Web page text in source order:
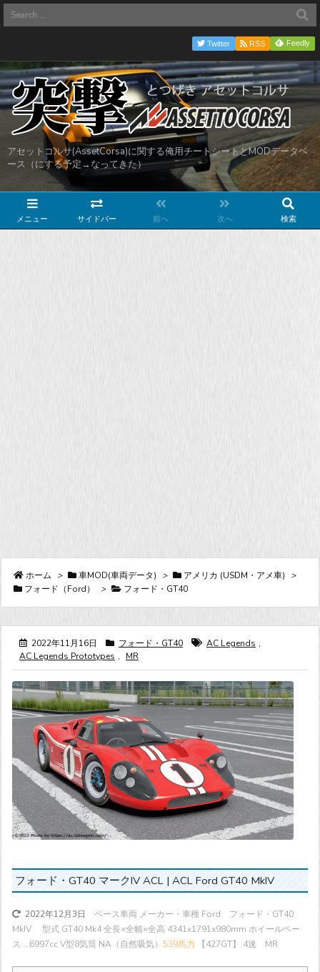
アセットコルサ(AssetCorsa)に関する俺用チートシートとMODデータベ
ース（にする予定→なってきた）
メニュー サイドバー 前へ 次へ 検索
Twitter RSS Feedly
ホーム > 車MOD(車両データ) > アメリカ (USDM・アメ車)
>
フォード（Ford）
> フォード・GT40
2022年11月16日 フォード・GT40 AC Legends ,
AC Legends Prototypes , MR
フォード・GT40 マークIV ACL | ACL Ford GT40 MkIV
2022年12月3日
ベース車両 メーカー・車種 Ford フォード・GT40
MkIV 型式 GT40 Mk4 全長×全幅×全高 4341x1791x980mm ホイールベー
ス ...6997cc V型8気筒 NA（自然吸気） 539馬力 【427GT】 4速 MR